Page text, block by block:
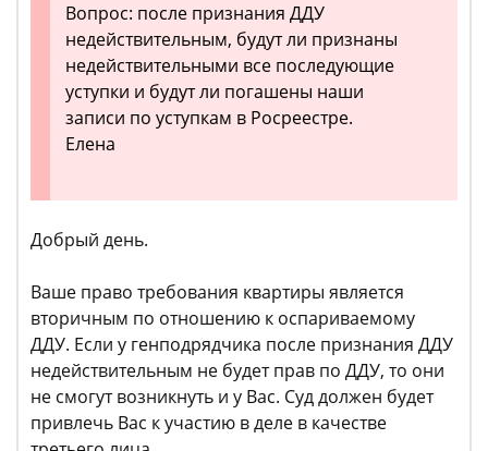
Вопрос: после признания ДДУ
недействительным, будут ли признаны
недействительными все последующие
уступки и будут ли погашены наши
записи по уступкам в Росреестре.
Елена
Добрый день.
Ваше право требования квартиры является
вторичным по отношению к оспариваемому
ДДУ. Если у генподрядчика после признания ДДУ
недействительным не будет прав по ДДУ, то они
не смогут возникнуть и у Вас. Суд должен будет
привлечь Вас к участию в деле в качестве